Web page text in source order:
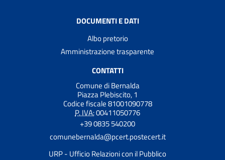
DOCUMENTI E DATI
Albo pretorio
Amministrazione trasparente
CONTATTI
Comune di Bernalda
Piazza Plebiscito, 1
Codice fiscale 81001090778
P. IVA:00411050776
+39 0835 540200
comunebernalda@pcert.postecert.it
URP - Ufficio Relazioni con il Pubblico